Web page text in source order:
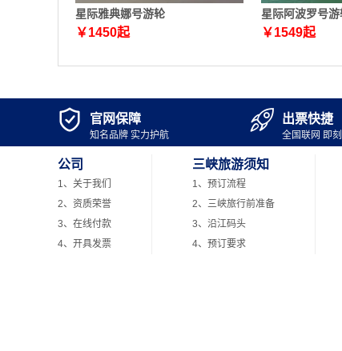
星际雅典娜号游轮
￥1450起
星际阿波罗号游
￥1549起
 官网保障
知名品牌 实力护航
 出票快捷
全国联网 即
公司
1、关于我们
2、资质荣誉
3、在线付款
4、开具发票
三峡旅游须知
1、预订流程
2、三峡旅行前准备
3、沿江码头
4、预订要求